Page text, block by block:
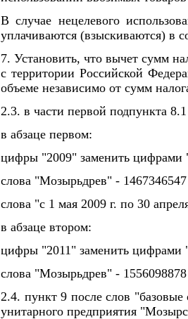
В случае нецелевого
уплачиваются (взыскиваются) в
7. Установить, что вычет сумм
с территории Российской
объеме независимо от сумм
2.3. в части первой подпункта
в абзаце первом:
цифры "2009" заменить цифрами
слова "Мозырьдрев" -
слова "с 1 мая 2009 г. по 30
в абзаце втором:
цифры "2011" заменить цифрами
слова "Мозырьдрев" -
2.4. пункт 9 после слов
унитарного предприятия